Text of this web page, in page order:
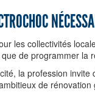
les collectivités
de programmer la
la profession
de rénovation